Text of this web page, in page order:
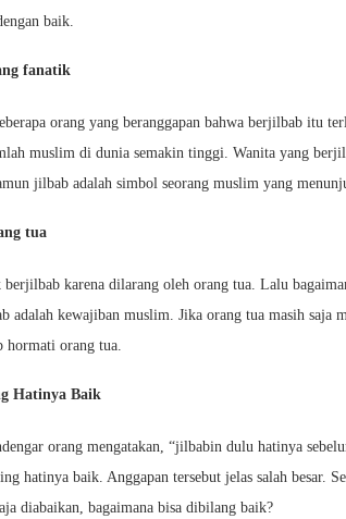
baik.
fanatik
orang yang beranggapan bahwa berjilbab itu
muslim di dunia semakin tinggi. Wanita yang
jilbab adalah simbol seorang muslim yang
tua
karena dilarang oleh orang tua. Lalu
adalah kewajiban muslim. Jika orang tua masih saja
hormati orang tua.
Hatinya Baik
orang mengatakan, “jilbabin dulu hatinya
hatinya baik. Anggapan tersebut jelas salah besar.
diabaikan, bagaimana bisa dibilang baik?